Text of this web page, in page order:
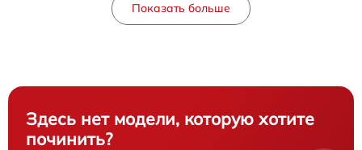
Показать больше
Здесь нет модели, которую хотите
починить?